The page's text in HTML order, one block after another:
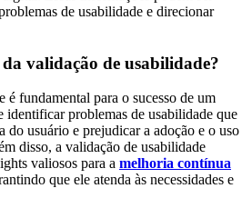
de usabilidade e direcionar
validação de usabilidade?
é fundamental para o sucesso de um
problemas de usabilidade que
do usuário e prejudicar a adoção e o uso
disso, a validação de usabilidade
valiosos para a melhoria contínua
que ele atenda às necessidades e